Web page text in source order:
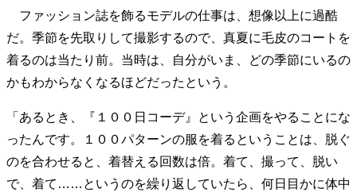
マインドセット
重圧との向き合い方 一流のルーティン
20代の現在地
忘れられない言葉
10代・20代の土台
ライフスタイル・生き方
40代からの景色 50代のリアル
美しさの哲学
パートナーとの歩み方
親になるということ
病が教えてくれたこと
移住という選択
ファッション誌を飾るモデルの仕事は、想像以上に過酷
だ。季節を先取りして撮影するので、真夏に毛皮のコートを
着るのは当たり前。当時は、自分がいま、どの季節にいるの
かもわからなくなるほどだったという。
「あるとき、『１００日コーデ』という企画をやることにな
ったんです。１００パターンの服を着るということは、脱ぐ
のを合わせると、着替える回数は倍。着て、撮って、脱い
で、着て……というのを繰り返していたら、何日目かに体中